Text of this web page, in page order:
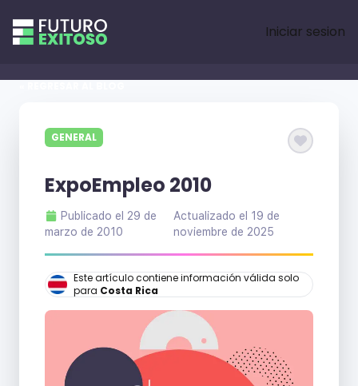
Iniciar sesion
GENERAL
ExpoEmpleo 2010
Publicado el 29 de
marzo de 2010
Actualizado el 19 de
noviembre de 2025
Este artículo contiene información válida solo
para Costa Rica